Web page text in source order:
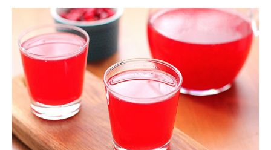
питание
июля
комментариев